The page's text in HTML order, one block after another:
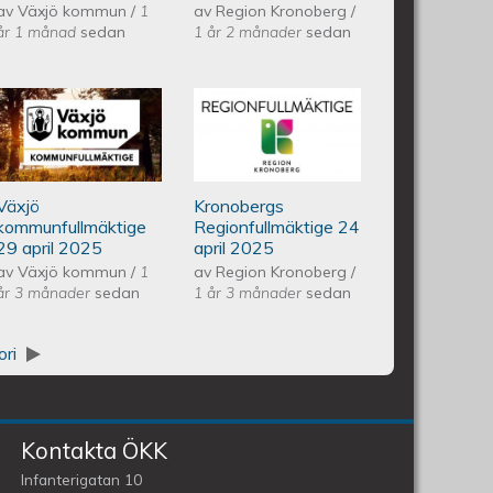
Växjö kommun / 1
1 månadsedan
av Region Kronoberg/
1 år 2 månader sedan
20 maj 2025
kommunfullmäktige 29
2025
april 2025
Växjö kommun / 1
3 månadersedan
Kronobergs
regionfullmäktige
24 april 2025
Kronobergs
Regionfullmäktige 24
april 2025
av Region Kronoberg/
1 år 3 månader sedan
Kontakta ÖKK
Infanterigatan 10